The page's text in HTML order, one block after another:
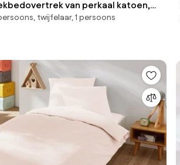
van perkaal katoen,
draden, Scenario
twijfelaar, 1 persoons